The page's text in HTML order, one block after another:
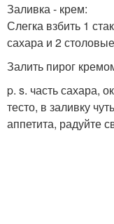
Заливка - крем:
Слегка взбить 1
сахара и 2
Залить пирог
p. s. часть сахара,
тесто, в заливку
аппетита, радуйте